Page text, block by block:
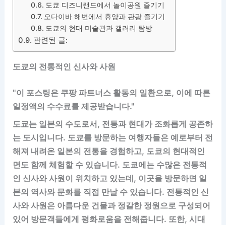
도쿄 디즈니랜드에서 놀이공원 즐기기
오다이바 해변에서 휴양과 관광 즐기기
도쿄의 현대 미술관과 갤러리 탐방
관련된 글:
도쿄의 전통적인 신사와 사원
"이 포스팅은 쿠팡 파트너스 활동의 일환으로, 이에 따른
일정액의 수수료를 제공받습니다."
도쿄는 일본의 수도로서, 전통과 현대가 조화롭게 공존하
는 도시입니다. 도쿄를 방문하는 여행자들은 예로부터 전
해져 내려온 일본의 전통을 경험하고, 도쿄의 현대적인
면도 함께 체험할 수 있습니다. 도쿄에는 수많은 전통적
인 신사와 사원이 위치하고 있는데, 이곳을 방문하면 일
본의 역사와 문화를 직접 만날 수 있습니다. 전통적인 신
사와 사원은 아름다운 건물과 정갈한 정원으로 구성되어
있어 방문객들에게 평화로움을 전해줍니다. 또한, 시대